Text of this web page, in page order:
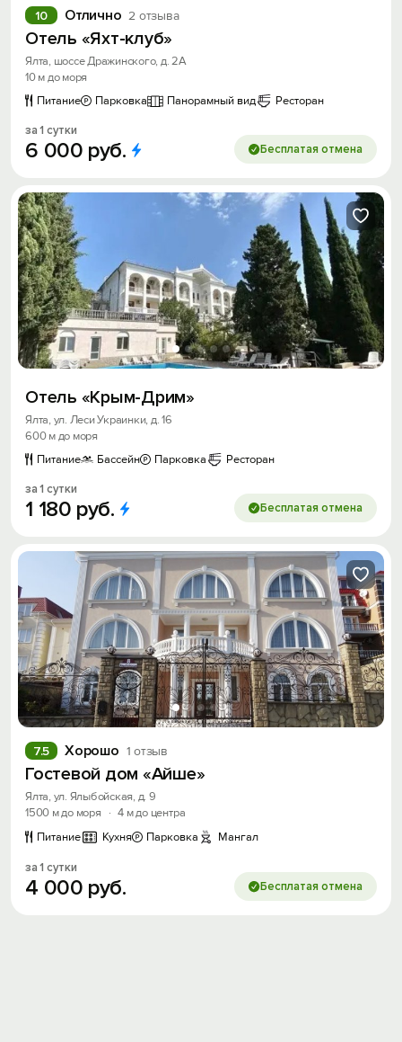
Отлично 2 отзыва
10
Отель «Яхт-клуб»
Ялта, шоссе Дражинского, д. 2А
10 м до моря
Питание
Парковка Панорамный вид Ресторан
за 1 сутки
6 000 руб. Бесплатая отмена
Отель «Крым-Дрим»
Ялта, ул. Леси Украинки, д. 16
600 м до моря
Питание
Бассейн Парковка Ресторан
за 1 сутки
1 180 руб. Бесплатая отмена
Хорошо 1 отзыв
7.5
Гостевой дом «Айше»
Ялта, ул. Ялыбойская, д. 9
1500 м до моря
· 4 м до центра
Питание
Кухня Парковка Мангал
за 1 сутки
4 000 руб. Бесплатая отмена
Скидка −5%
Хочешь дешевле? Оставь почту и получи
промокод на первое бронирование!
Получить промокод
Вход на сайт
Зарегистрироваться
Войти с помощью